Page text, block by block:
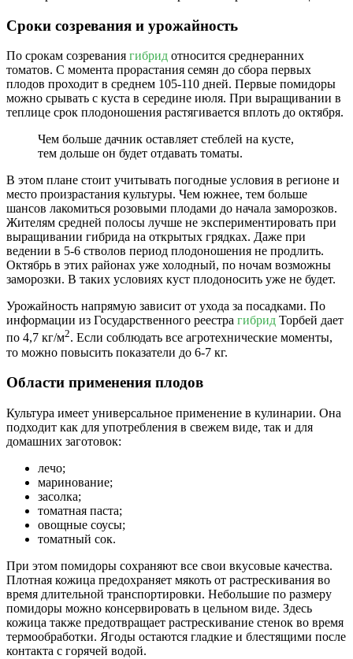
Сроки созревания и урожайность
По срокам созревания гибрид относится среднеранних
томатов. С момента прорастания семян до сбора первых
плодов проходит в среднем 105-110 дней. Первые помидоры
можно срывать с куста в середине июля. При выращивании в
теплице срок плодоношения растягивается вплоть до октября.
Чем больше дачник оставляет стеблей на кусте,
тем дольше он будет отдавать томаты.
В этом плане стоит учитывать погодные условия в регионе и
место произрастания культуры. Чем южнее, тем больше
шансов лакомиться розовыми плодами до начала заморозков.
Жителям средней полосы лучше не экспериментировать при
выращивании гибрида на открытых грядках. Даже при
ведении в 5-6 стволов период плодоношения не продлить.
Октябрь в этих районах уже холодный, по ночам возможны
заморозки. В таких условиях куст плодоносить уже не будет.
Урожайность напрямую зависит от ухода за посадками. По
информации из Государственного реестра гибрид Торбей дает
по 4,7 кг/м2. Если соблюдать все агротехнические моменты,
то можно повысить показатели до 6-7 кг.
Области применения плодов
Культура имеет универсальное применение в кулинарии. Она
подходит как для употребления в свежем виде, так и для
домашних заготовок:
лечо;
маринование;
засолка;
томатная паста;
овощные соусы;
томатный сок.
При этом помидоры сохраняют все свои вкусовые качества.
Плотная кожица предохраняет мякоть от растрескивания во
время длительной транспортировки. Небольшие по размеру
помидоры можно консервировать в цельном виде. Здесь
кожица также предотвращает растрескивание стенок во время
термообработки. Ягоды остаются гладкие и блестящими после
контакта с горячей водой.